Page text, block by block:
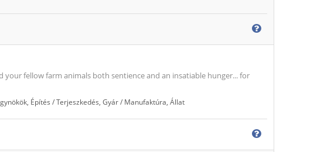
your fellow farm animals both sentience and an insatiable hunger... for
Építés / Terjeszkedés Gyár / Manufaktúra Állat